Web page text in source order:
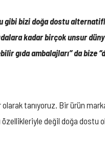
gibi bizi doğa dostu
kadar birçok unsur
ambalajları’’ da bize
tanıyoruz. Bir ürün
değil doğa dostu